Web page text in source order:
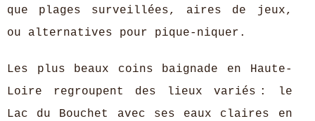
que plages surveillées, aires de jeux,
ou alternatives pour pique-niquer.
Les plus beaux coins baignade en Haute-
Loire regroupent des lieux variés : le
Lac du Bouchet avec ses eaux claires en